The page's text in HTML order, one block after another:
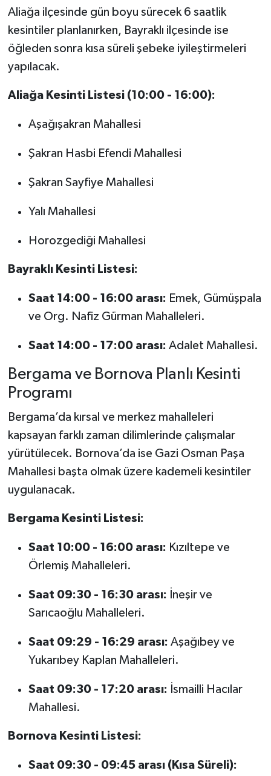
Aliağa ilçesinde gün boyu sürecek 6 saatlik
kesintiler planlanırken, Bayraklı ilçesinde ise
öğleden sonra kısa süreli şebeke iyileştirmeleri
yapılacak.
Aliağa Kesinti Listesi (10:00 - 16:00):
Aşağışakran Mahallesi
Şakran Hasbi Efendi Mahallesi
Şakran Sayfiye Mahallesi
Yalı Mahallesi
Horozgediği Mahallesi
Bayraklı Kesinti Listesi:
Saat 14:00 - 16:00 arası: Emek, Gümüşpala
ve Org. Nafiz Gürman Mahalleleri.
Saat 14:00 - 17:00 arası: Adalet Mahallesi.
Bergama ve Bornova Planlı Kesinti
Programı
Bergama’da kırsal ve merkez mahalleleri
kapsayan farklı zaman dilimlerinde çalışmalar
yürütülecek. Bornova’da ise Gazi Osman Paşa
Mahallesi başta olmak üzere kademeli kesintiler
uygulanacak.
Bergama Kesinti Listesi:
Saat 10:00 - 16:00 arası: Kızıltepe ve
Örlemiş Mahalleleri.
Saat 09:30 - 16:30 arası: İneşir ve
Sarıcaoğlu Mahalleleri.
Saat 09:29 - 16:29 arası: Aşağıbey ve
Yukarıbey Kaplan Mahalleleri.
Saat 09:30 - 17:20 arası: İsmailli Hacılar
Mahallesi.
Bornova Kesinti Listesi:
Saat 09:30 - 09:45 arası (Kısa Süreli):